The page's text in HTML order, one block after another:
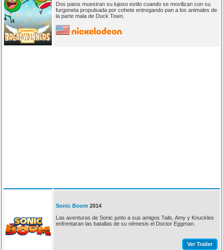
Dos patos muestran su lujoso estilo cuando se movilizan con su
furgoneta propulsada por cohete entregando pan a los animales de
la parte mala de Duck Town.
Sonic Boom 2014
Las aventuras de Sonic junto a sus amigos Tails, Amy y Knuckles
enfrentaran las batallas de su némesis el Doctor Eggman.
Ver Trailer